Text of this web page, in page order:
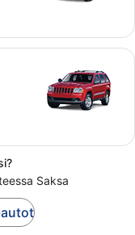
Saksa